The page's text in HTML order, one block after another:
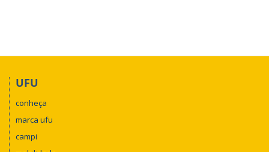
UFU
conheça
marca ufu
campi